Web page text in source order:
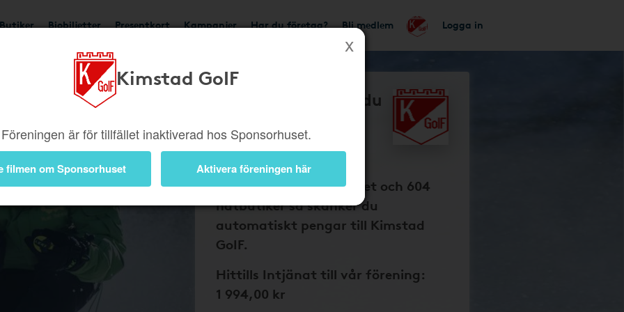
Butiker Biobiljetter Presentkort Kampanjer Har du företag? Bli medlem Logga in
Kimstad GoIF
Föreningen är för tillfället inaktiverad hos Sponsorhuset.
filmen om Sponsorhuset Aktivera föreningen här
Bli medlem så får du
pengar tillbaka på
dina nätköp
Handla via Sponsorhuset och 604
nätbutiker så skänker du
automatiskt pengar till Kimstad
GoIF.
Hittills Intjänat till vår förening:
1 994,00 kr